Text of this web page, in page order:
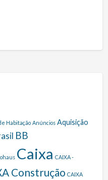
Habitação Anúncios Aquisição
BB
Caixa CAIXA -
Construção CAIXA